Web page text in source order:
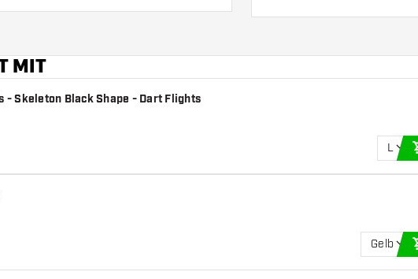
MIT
- Skeleton Black Shape - Dart Flights
L
Gelb